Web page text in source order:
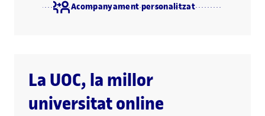
Acompanyament personalitzat
La UOC, la millor
universitat online